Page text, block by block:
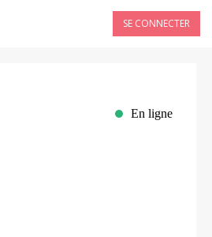
SE CONNECTER
En ligne